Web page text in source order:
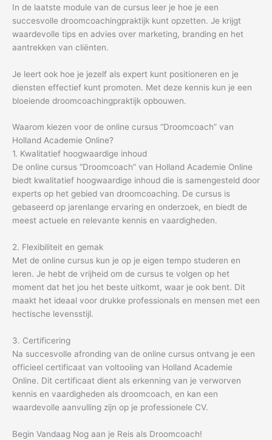
In de laatste module van de cursus leer je hoe je een
succesvolle droomcoachingpraktijk kunt opzetten. Je krijgt
waardevolle tips en advies over marketing, branding en het
aantrekken van cliënten.
Je leert ook hoe je jezelf als expert kunt positioneren en je
diensten effectief kunt promoten. Met deze kennis kun je een
bloeiende droomcoachingpraktijk opbouwen.
Waarom kiezen voor de online cursus “Droomcoach” van
Holland Academie Online?
1. Kwalitatief hoogwaardige inhoud
De online cursus “Droomcoach” van Holland Academie Online
biedt kwalitatief hoogwaardige inhoud die is samengesteld door
experts op het gebied van droomcoaching. De cursus is
gebaseerd op jarenlange ervaring en onderzoek, en biedt de
meest actuele en relevante kennis en vaardigheden.
2. Flexibiliteit en gemak
Met de online cursus kun je op je eigen tempo studeren en
leren. Je hebt de vrijheid om de cursus te volgen op het
moment dat het jou het beste uitkomt, waar je ook bent. Dit
maakt het ideaal voor drukke professionals en mensen met een
hectische levensstijl.
3. Certificering
Na succesvolle afronding van de online cursus ontvang je een
officieel certificaat van voltooiing van Holland Academie
Online. Dit certificaat dient als erkenning van je verworven
kennis en vaardigheden als droomcoach, en kan een
waardevolle aanvulling zijn op je professionele CV.
Begin Vandaag Nog aan je Reis als Droomcoach!